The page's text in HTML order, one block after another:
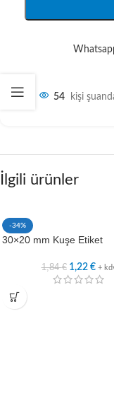
54 kişi
İlgili ürünler
-34%
30×20 mm Kuşe Etiket
1,84€ 1,22 € +